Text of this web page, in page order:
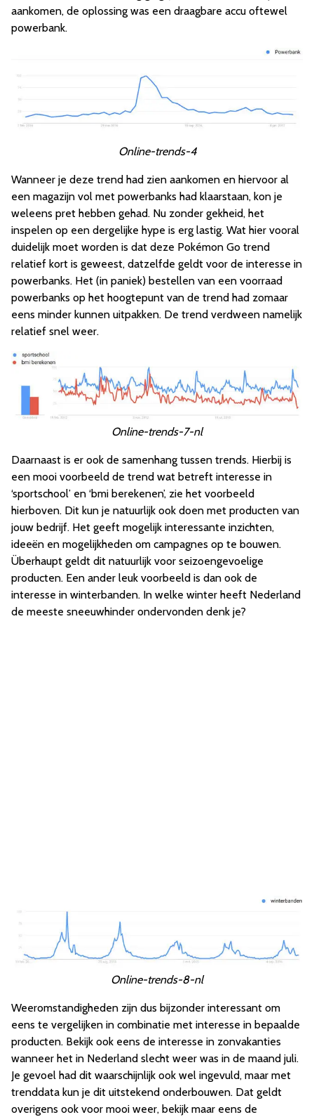
aankomen, de oplossing was een draagbare accu oftewel
powerbank.
Online-trends-4
Wanneer je deze trend had zien aankomen en hiervoor al
een magazijn vol met powerbanks had klaarstaan, kon je
weleens pret hebben gehad. Nu zonder gekheid, het
inspelen op een dergelijke hype is erg lastig. Wat hier vooral
duidelijk moet worden is dat deze Pokémon Go trend
relatief kort is geweest, datzelfde geldt voor de interesse in
powerbanks. Het (in paniek) bestellen van een voorraad
powerbanks op het hoogtepunt van de trend had zomaar
eens minder kunnen uitpakken. De trend verdween namelijk
relatief snel weer.
Online-trends-7-nl
Daarnaast is er ook de samenhang tussen trends. Hierbij is
een mooi voorbeeld de trend wat betreft interesse in
‘sportschool’ en ‘bmi berekenen’, zie het voorbeeld
hierboven. Dit kun je natuurlijk ook doen met producten van
jouw bedrijf. Het geeft mogelijk interessante inzichten,
ideeën en mogelijkheden om campagnes op te bouwen.
Überhaupt geldt dit natuurlijk voor seizoengevoelige
producten. Een ander leuk voorbeeld is dan ook de
interesse in winterbanden. In welke winter heeft Nederland
de meeste sneeuwhinder ondervonden denk je?
Online-trends-8-nl
Weeromstandigheden zijn dus bijzonder interessant om
eens te vergelijken in combinatie met interesse in bepaalde
producten. Bekijk ook eens de interesse in zonvakanties
wanneer het in Nederland slecht weer was in de maand juli.
Je gevoel had dit waarschijnlijk ook wel ingevuld, maar met
trenddata kun je dit uitstekend onderbouwen. Dat geldt
overigens ook voor mooi weer, bekijk maar eens de